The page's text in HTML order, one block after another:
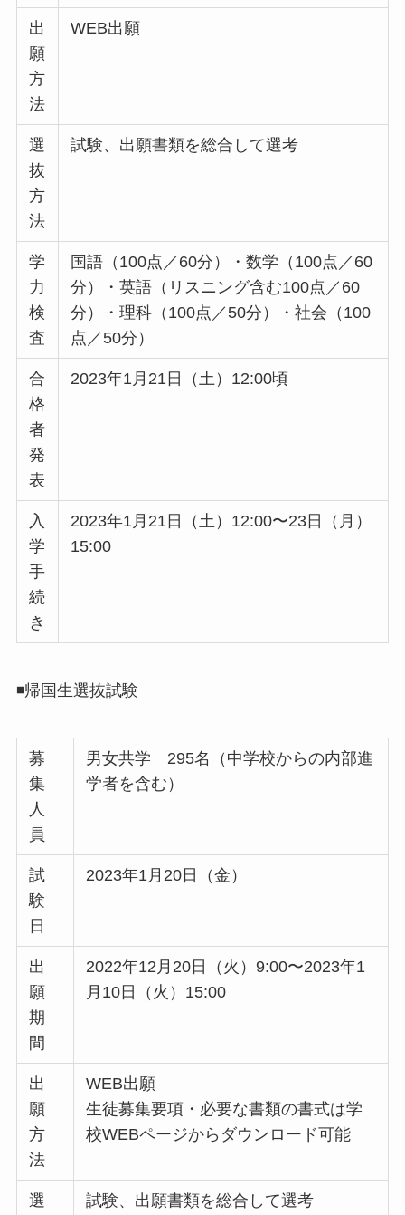
出
願
方
法
WEB出願
選
抜
方
法
試験、出願書類を総合して選考
学
力
検
査
国語（100点／60分）・数学（100点／60
分）・英語（リスニング含む100点／60
分）・理科（100点／50分）・社会（100
点／50分）
合
格
者
発
表
2023年1月21日（土）12:00頃
入
学
手
続
き
2023年1月21日（土）12:00〜23日（月）
15:00
◾️帰国生選抜試験
募
集
人
員
男女共学 295名（中学校からの内部進
学者を含む）
試
験
日
2023年1月20日（金）
出
願
期
間
2022年12月20日（火）9:00〜2023年1
月10日（火）15:00
出
願
方
法
WEB出願
生徒募集要項・必要な書類の書式は学
校WEBページからダウンロード可能
選
試験、出願書類を総合して選考